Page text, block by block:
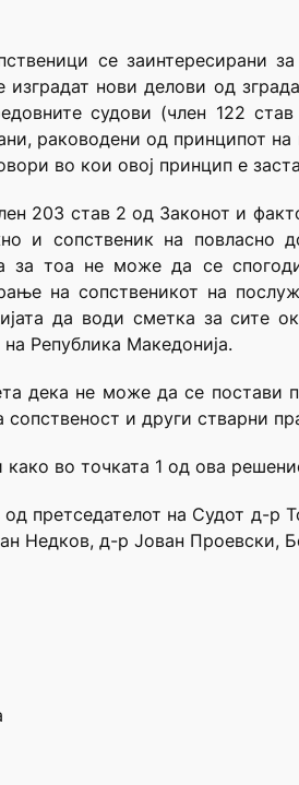
се заинтересирани
нови делови од
судови (член 122
раководени од принципот
во кои овој принцип е
203 став 2 од Законот и
и сопственик на повласно
за тоа не може да се
на сопственикот на
да води сметка за сите
Република Македонија.
дека не може да се
и други стварни
во точката 1 од ова
претседателот на Судот д-
Недков, д-р Јован Проевски,